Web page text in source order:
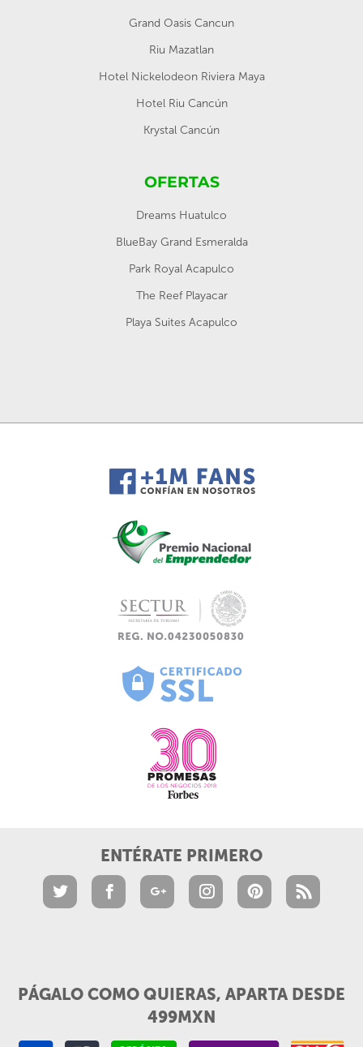
Grand Oasis Cancun
Riu Mazatlan
Hotel Nickelodeon Riviera Maya
Hotel Riu Cancún
Krystal Cancún
OFERTAS
Dreams Huatulco
BlueBay Grand Esmeralda
Park Royal Acapulco
The Reef Playacar
Playa Suites Acapulco
ENTÉRATE PRIMERO
PÁGALO COMO QUIERAS, APARTA DESDE
499MXN